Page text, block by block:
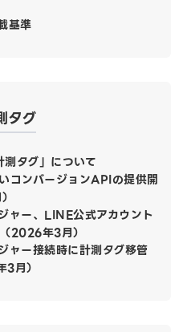
基準
タグ
タグ」について
コンバージョンAPIの提供開
ャー、LINE公式アカウント
2026年3月）
ャー接続時に計測タグ移管
月）